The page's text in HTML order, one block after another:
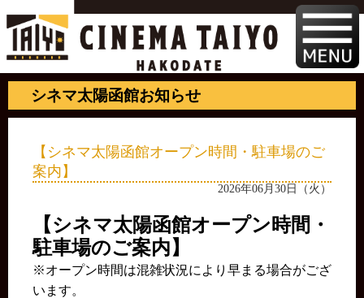
シネマ太陽函館お知らせ
【シネマ太陽函館オープン時間・駐車場のご
案内】
2026年06月30日（火）
【シネマ太陽函館オープン時間・
駐車場のご案内】
※オープン時間は混雑状況により早まる場合がござ
います。